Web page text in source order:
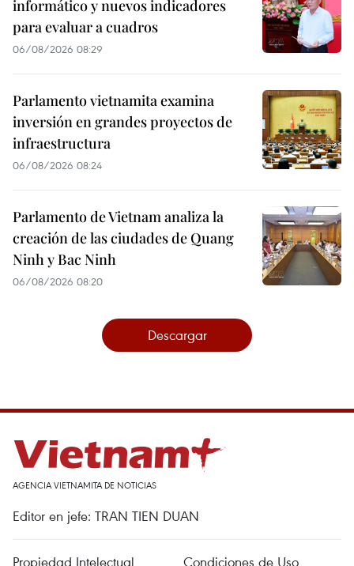
informático y nuevos indicadores
para evaluar a cuadros
06/08/2026 08:29
Parlamento vietnamita examina
inversión en grandes proyectos de
infraestructura
06/08/2026 08:24
Parlamento de Vietnam analiza la
creación de las ciudades de Quang
Ninh y Bac Ninh
06/08/2026 08:20
Descargar
AGENCIA VIETNAMITA DE NOTICIAS
Editor en jefe: TRAN TIEN DUAN
Propiedad Intelectual Condiciones de Uso